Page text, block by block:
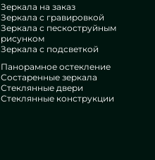
Зеркала на заказ
Зеркала с гравировкой
Зеркала с пескоструйным
рисунком
Зеркала с подсветкой
Панорамное остекление
Состаренные зеркала
Стеклянные двери
Стеклянные конструкции